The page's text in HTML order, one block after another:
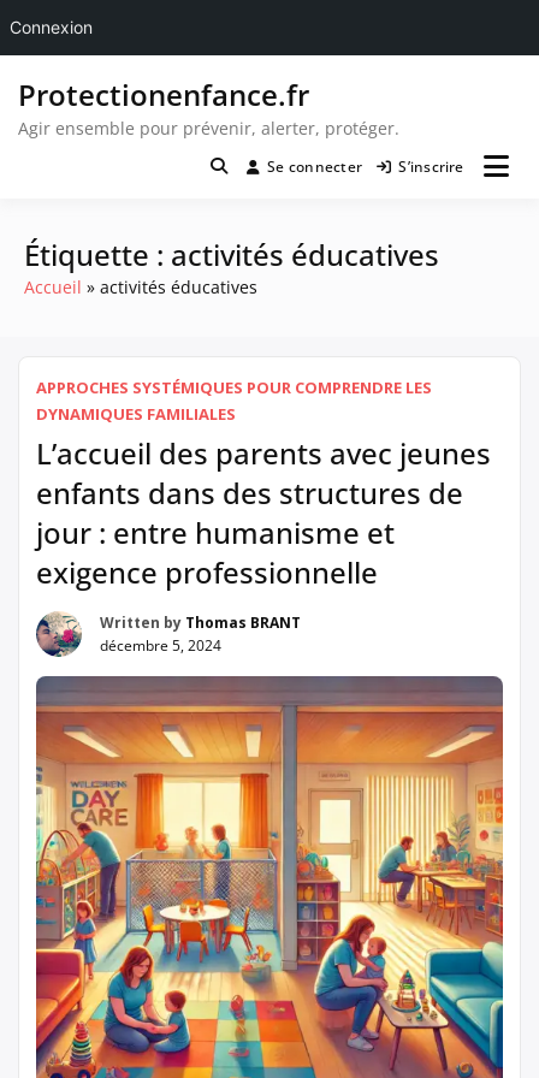
contenu
Protectionenfance.fr
Agir ensemble pour prévenir, alerter, protéger.
Se connecter S’inscrire
Étiquette : activités éducatives
Accueil activités éducatives
APPROCHES SYSTÉMIQUES POUR COMPRENDRE LES
DYNAMIQUES FAMILIALES
L’accueil des parents avec jeunes
enfants dans des structures de
jour : entre humanisme et
exigence professionnelle
Written by Thomas BRANT
décembre 5, 2024
Connexion